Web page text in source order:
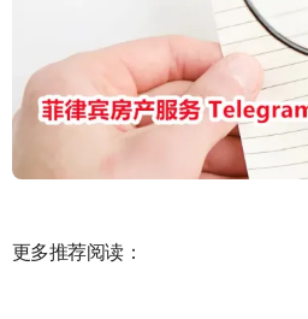
更多推荐阅读：